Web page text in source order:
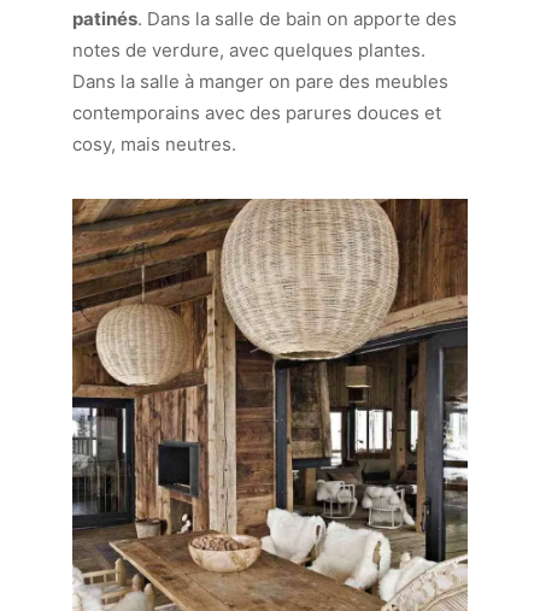
patinés. Dans la salle de bain on apporte des
notes de verdure, avec quelques plantes.
Dans la salle à manger on pare des meubles
contemporains avec des parures douces et
cosy, mais neutres.